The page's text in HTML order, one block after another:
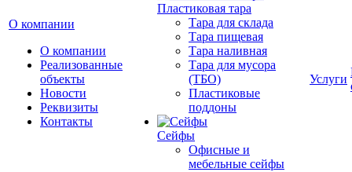
О компании
О компании
Реализованные
объекты
Новости
Реквизиты
Контакты
Пластиковая тара
Тара для склада
Тара пищевая
Тара наливная
Тара для мусора
(ТБО)
Пластиковые
поддоны
Сейфы
Офисные и
мебельные сейфы
Услуги